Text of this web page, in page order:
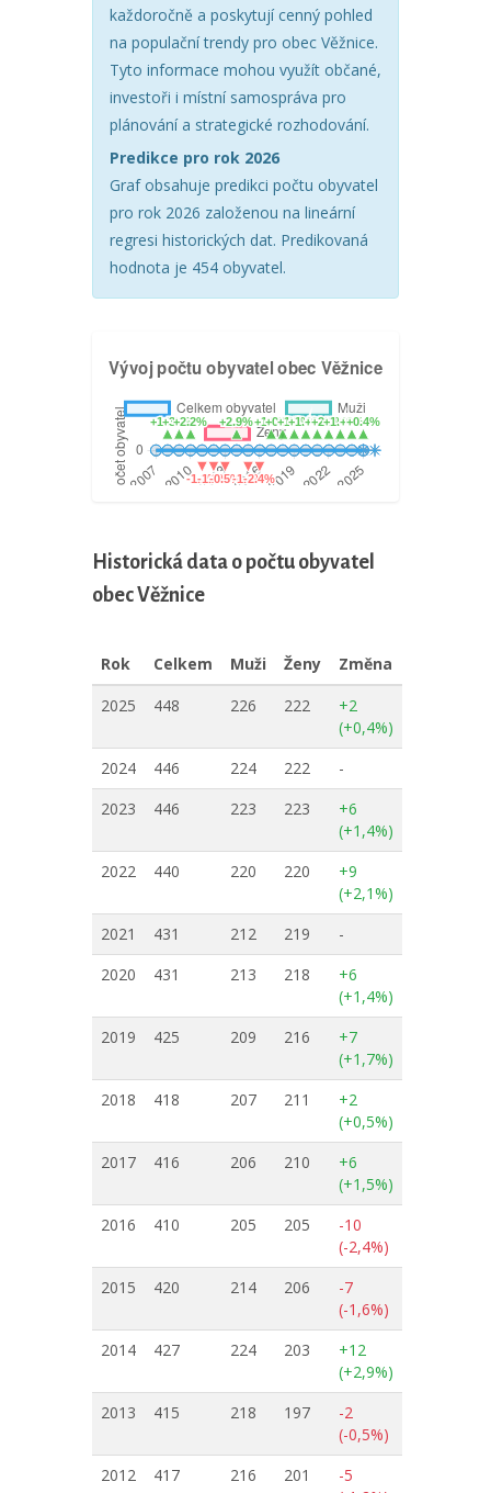
každoročně a poskytují cenný pohled
na populační trendy pro obec Věžnice.
Tyto informace mohou využít občané,
investoři i místní samospráva pro
plánování a strategické rozhodování.
Predikce pro rok 2026
Graf obsahuje predikci počtu obyvatel
pro rok 2026 založenou na lineární
regresi historických dat. Predikovaná
hodnota je 454 obyvatel.
Historická data o počtu obyvatel
obec Věžnice
Rok Celkem Muži Ženy
Změna
2025
448 226 222
+2
(+0,4%)
2024
446 224 222
-
2023
446 223 223
+6
(+1,4%)
2022
440 220 220
+9
(+2,1%)
2021
431 212 219
-
2020
431 213 218
+6
(+1,4%)
2019
425 209 216
+7
(+1,7%)
2018
418 207 211
+2
(+0,5%)
2017
416 206 210
+6
(+1,5%)
2016
410 205 205
-10
(-2,4%)
2015
420 214 206
-7
(-1,6%)
2014
427 224 203
+12
(+2,9%)
2013
415 218 197
-2
(-0,5%)
2012
417 216 201
-5